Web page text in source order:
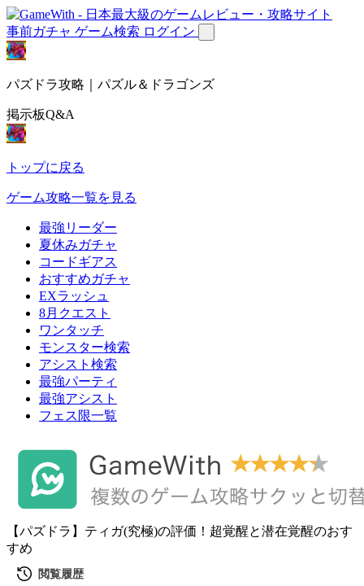
事前ガチャ ゲーム検索 ログイン
パズドラ攻略｜パズル＆ドラゴンズ
掲示板Q&A
トップに戻る
ゲーム攻略一覧を見る
最強リーダー
夏休みガチャ
コードギアス
おすすめガチャ
EXラッシュ
8月クエスト
ワンタッチ
モンスター検索
アシスト検索
最強パーティ
最強アシスト
フェス限一覧
【パズドラ】ティガ(究極)の評価！超覚醒と潜在覚醒のおす
すめ